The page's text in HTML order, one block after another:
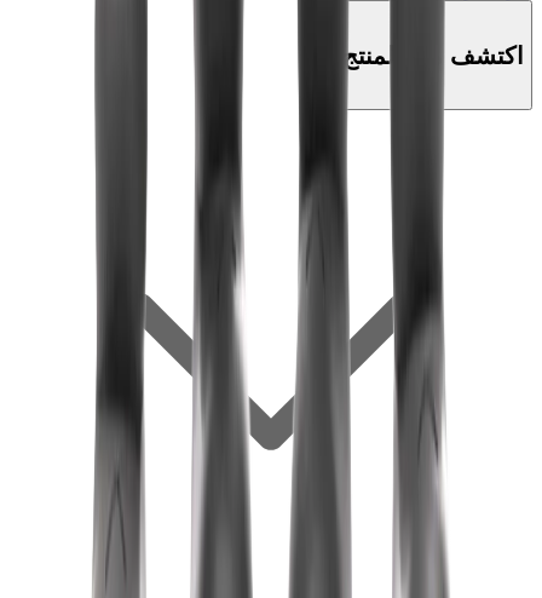
اكتشف هذا المنتج